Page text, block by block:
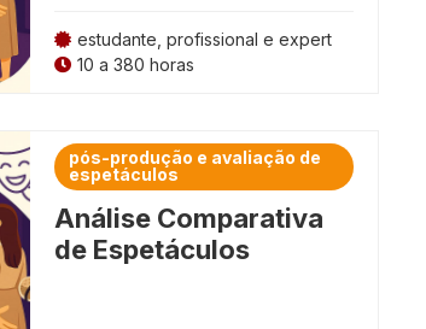
estudante, profissional e expert
10 a 380 horas
pós-produção e avaliação de
espetáculos
Análise Comparativa
de Espetáculos